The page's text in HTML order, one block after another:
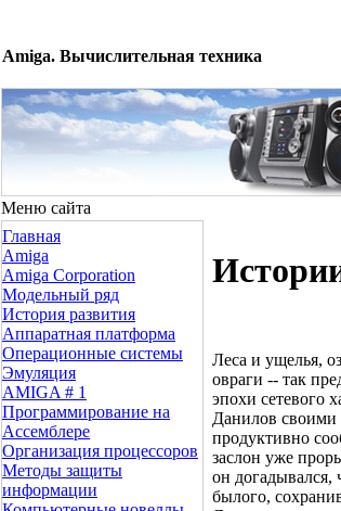
Amiga. Вычислительная техника
Меню сайта
Главная
Amiga
Amiga Corporation
Модельный ряд
История развития
Аппаратная платформа
Операционные системы
Эмуляция
AMIGA # 1
Программирование на
Ассемблере
Организация процессоров
Методы защиты
информации
Леса и ущелья,
овраги -- так
эпохи сетевого
Данилов своими
продуктивно
заслон уже
он догадывался,
былого,